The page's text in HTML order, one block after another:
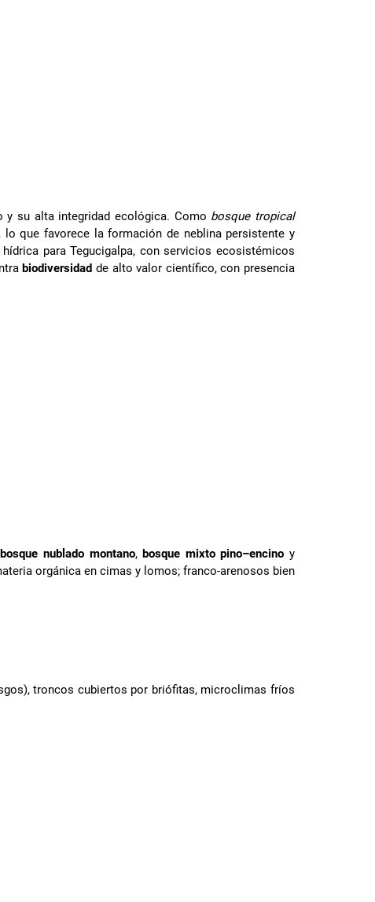
su alta integridad ecológica. Como bosque tropical
que favorece la formación de neblina persistente y
para Tegucigalpa, con servicios ecosistémicos
biodiversidad de alto valor científico, con presencia
bosque nublado montano,bosque mixto pino–encino y
orgánica en cimas y lomos; franco-arenosos bien
troncos cubiertos por briófitas, microclimas fríos